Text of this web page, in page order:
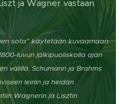
ja Wagner vastaan
sota" käytetään kuvaamaan
luvun jälkipuoliskolla ajan
välillä. Schumann ja Brahms
leiriin ja heidän
Wagnerin ja Lisztin